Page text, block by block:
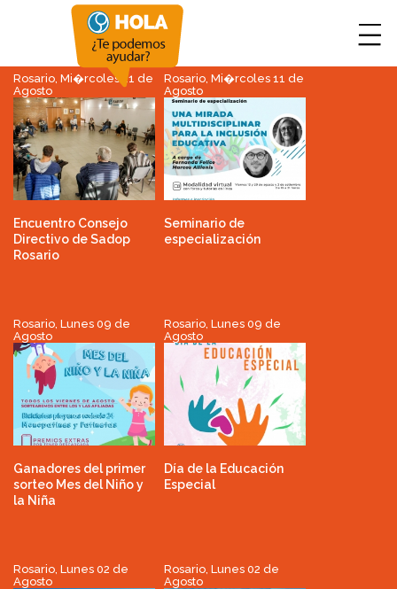
Rosario, Mi�rcoles 11 de
Agosto
Encuentro Consejo
Directivo de Sadop
Rosario
Rosario, Mi�rcoles 11 de
Agosto
Seminario de
especialización
Rosario, Lunes 09 de
Agosto
Ganadores del primer
sorteo Mes del Niño y
la Niña
Rosario, Lunes 09 de
Agosto
Día de la Educación
Especial
Rosario, Lunes 02 de
Agosto
Rosario, Lunes 02 de
Agosto